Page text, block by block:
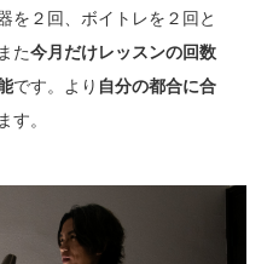
を２回、ボイトレを２回と
た今月だけレッスンの回数
です。より 自分の都合に合
す。